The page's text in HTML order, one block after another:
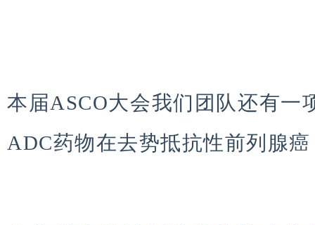
本届ASCO大会我们团队还有一
ADC药物在去势抵抗性前列腺